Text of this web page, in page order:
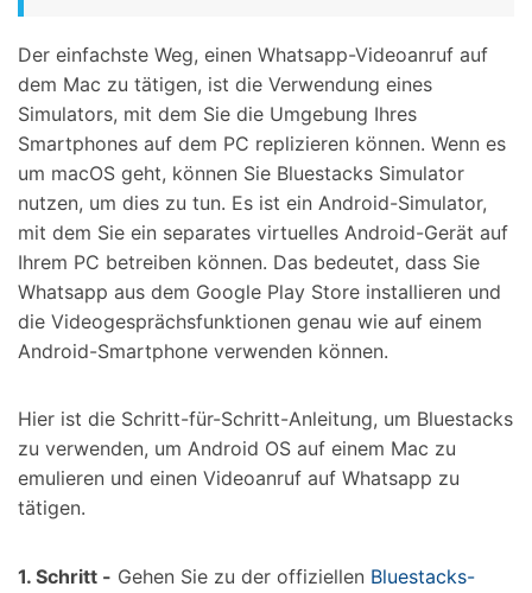
Der einfachste Weg, einen Whatsapp-Videoanruf auf
dem Mac zu tätigen, ist die Verwendung eines
Simulators, mit dem Sie die Umgebung Ihres
Smartphones auf dem PC replizieren können. Wenn es
um macOS geht, können Sie Bluestacks Simulator
nutzen, um dies zu tun. Es ist ein Android-Simulator,
mit dem Sie ein separates virtuelles Android-Gerät auf
Ihrem PC betreiben können. Das bedeutet, dass Sie
Whatsapp aus dem Google Play Store installieren und
die Videogesprächsfunktionen genau wie auf einem
Android-Smartphone verwenden können.
Hier ist die Schritt-für-Schritt-Anleitung, um Bluestacks
zu verwenden, um Android OS auf einem Mac zu
emulieren und einen Videoanruf auf Whatsapp zu
tätigen.
1. Schritt - Gehen Sie zu der offiziellen Bluestacks-